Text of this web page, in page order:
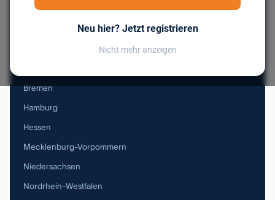
Neu hier? Jetzt registrieren
Nicht mehr anzeigen
Baden-Württemberg
Bremen
Hamburg
Hessen
Mecklenburg-Vorpommern
Niedersachsen
Nordrhein-Westfalen